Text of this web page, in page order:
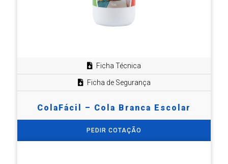
Ficha Técnica
Ficha de Segurança
ColaFácil – Cola Branca Escolar
PEDIR COTAÇÃO